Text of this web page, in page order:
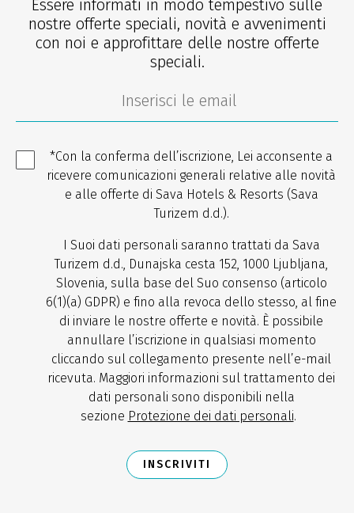
Essere informati in modo tempestivo sulle
nostre offerte speciali, novità e avvenimenti
con noi e approfittare delle nostre offerte
speciali.
*Con la conferma dell’iscrizione, Lei acconsente a
ricevere comunicazioni generali relative alle novità
e alle offerte di Sava Hotels & Resorts (Sava
Turizem d.d.).
I Suoi dati personali saranno trattati da Sava
Turizem d.d., Dunajska cesta 152, 1000 Ljubljana,
Slovenia, sulla base del Suo consenso (articolo
6(1)(a) GDPR) e fino alla revoca dello stesso, al fine
di inviare le nostre offerte e novità. È possibile
annullare l’iscrizione in qualsiasi momento
cliccando sul collegamento presente nell’e-mail
ricevuta. Maggiori informazioni sul trattamento dei
dati personali sono disponibili nella
sezione Protezione dei dati personali.
INSCRIVITI